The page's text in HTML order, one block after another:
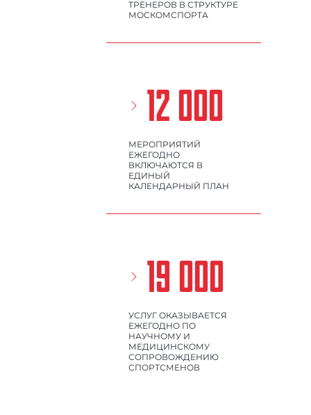
ТРЕНЕРОВ В СТРУКТУРЕ
МОСКОМСПОРТА
12 000
МЕРОПРИЯТИЙ
ЕЖЕГОДНО
ВКЛЮЧАЮТСЯ В
ЕДИНЫЙ
КАЛЕНДАРНЫЙ ПЛАН
19 000
УСЛУГ ОКАЗЫВАЕТСЯ
ЕЖЕГОДНО ПО
НАУЧНОМУ И
МЕДИЦИНСКОМУ
СОПРОВОЖДЕНИЮ
СПОРТСМЕНОВ